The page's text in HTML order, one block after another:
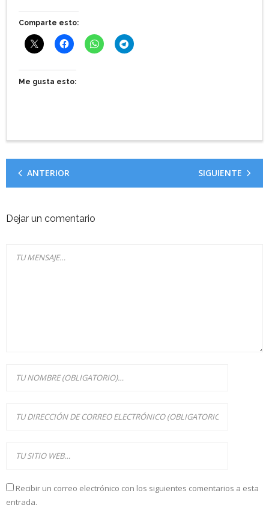
Comparte esto:
Me gusta esto:
ANTERIOR SIGUIENTE
Dejar un comentario
Recibir un correo electrónico con los siguientes comentarios a esta
entrada.